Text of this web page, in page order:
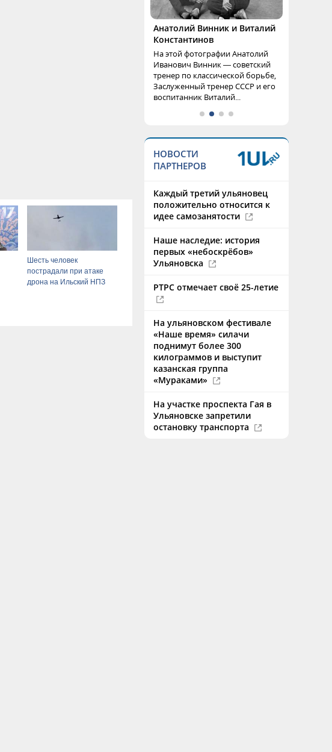
Шесть человек
пострадали при атаке
дрона на Ильский НПЗ
Анатолий Винник и Виталий
Константинов
На этой фотографии Анатолий
Иванович Винник — советский
тренер по классической борьбе,
Заслуженный тренер СССР и его
воспитанник Виталий...
НОВОСТИ
ПАРТНЕРОВ
Каждый третий ульяновец
положительно относится к
идее самозанятости
Наше наследие: история
первых «небоскрёбов»
Ульяновска
РТРС отмечает своё 25-летие
На ульяновском фестивале
«Наше время» силачи
поднимут более 300
килограммов и выступит
казанская группа
«Мураками»
На участке проспекта Гая в
Ульяновске запретили
остановку транспорта